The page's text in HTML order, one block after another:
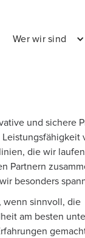
Wer wir sind
und sichere
die wir
Partnern
besonders
wenn sinnvoll, die
am besten